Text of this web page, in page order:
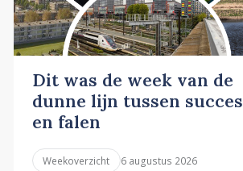
Dit was de week van de
dunne lijn tussen succes
en falen
Weekoverzicht 6 augustus 2026